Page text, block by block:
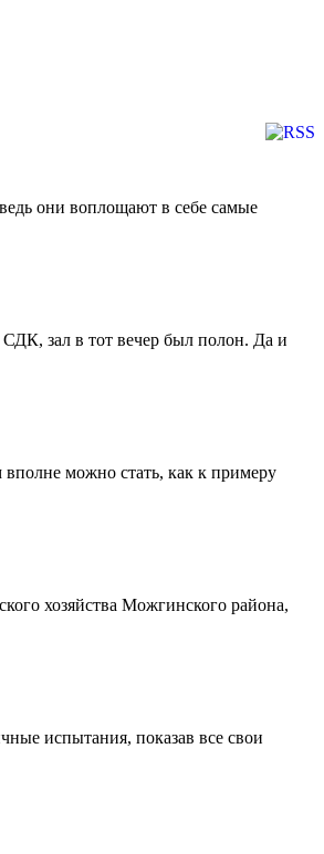
они воплощают в себе самые
зал в тот вечер был полон. Да и
вполне можно стать, как к примеру
хозяйства Можгинского района,
испытания, показав все свои